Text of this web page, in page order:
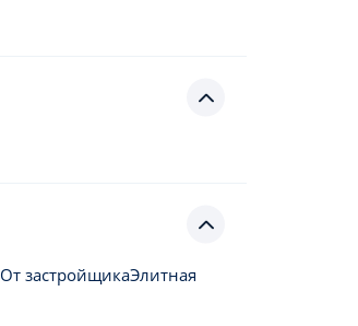
От застройщикаЭлитная